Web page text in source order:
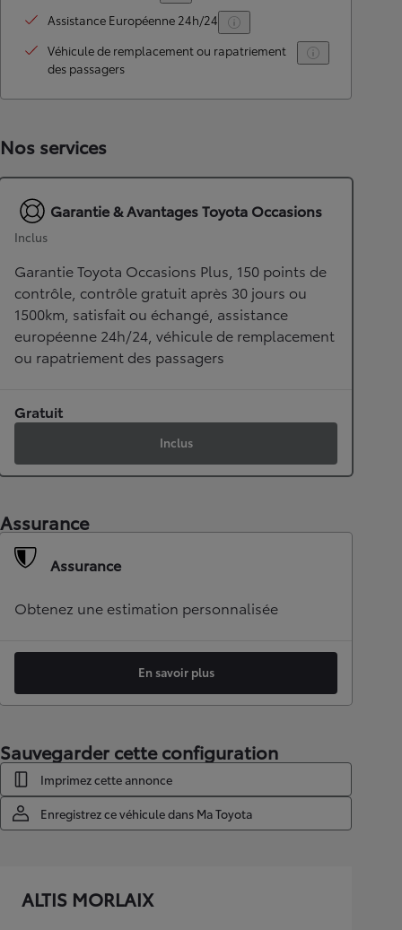
Assistance Européenne 24h/24
Véhicule de remplacement ou rapatriement
des passagers
Nos services
Garantie & Avantages Toyota Occasions
Inclus
Garantie Toyota Occasions Plus, 150 points de
contrôle, contrôle gratuit après 30 jours ou
1500km, satisfait ou échangé, assistance
européenne 24h/24, véhicule de remplacement
ou rapatriement des passagers
Gratuit
Inclus
Assurance
Assurance
Obtenez une estimation personnalisée
En savoir plus
Sauvegarder cette configuration
Imprimez cette annonce
Enregistrez ce véhicule dans Ma Toyota
ALTIS MORLAIX